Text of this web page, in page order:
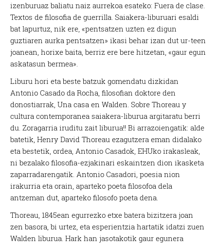
izenburuaz baliatu naiz aurrekoa esateko: Fuera de clase.
Textos de filosofia de guerrilla. Saiakera-liburuari esaldi
bat lapurtuz, nik ere, «pentsatzen uzten ez digun
guztiaren aurka pentsatzen» ikasi behar izan dut ur-teen
joanean, horixe baita, berriz ere bere hitzetan, «gaur egun
askatasun bermea».
Liburu hori eta beste batzuk gomendatu dizkidan
Antonio Casado da Rocha, filosofian doktore den
donostiarrak, Una casa en Walden. Sobre Thoreau y
cultura contemporanea saiakera-liburua argitaratu berri
du. Zoragarria iruditu zait liburua!! Bi arrazoiengatik: alde
batetik, Henry David Thoreau ezagutzera eman didalako
eta bestetik, ordea, Antonio Casadok, EHUko irakasleak,
ni bezalako filosofia-ezjakinari eskaintzen dion ikasketa
zaparradarengatik. Antonio Casadori, poesia nion
irakurria eta orain, aparteko poeta filosofoa dela
antzeman dut, aparteko filosofo poeta dena.
Thoreau, 1845ean egurrezko etxe batera bizitzera joan
zen basora, bi urtez, eta esperientzia hartatik idatzi zuen
Walden liburua. Hark han jasotakotik gaur egunera